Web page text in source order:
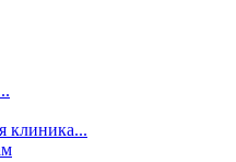
клиника...